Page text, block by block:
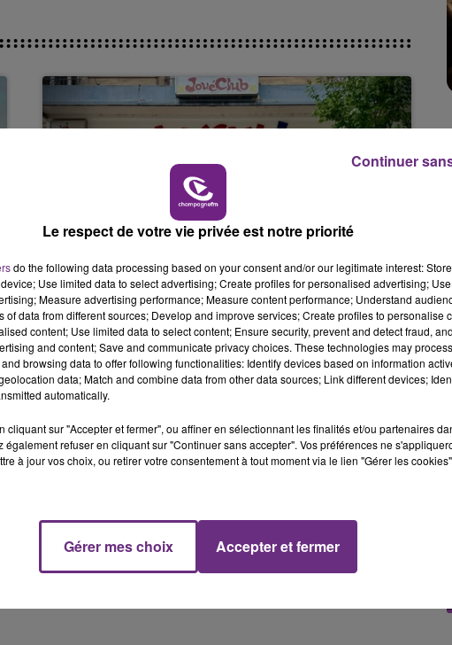
10h00 - 14h00
LE MAGASIN JOUÉCLUB DE REIMS FERME
C'était l'une des institutions du centre-ville
rémois. Le magasin JouéClub est contraint de
fermer ses portes.
Le respect de votre vie privée est notre priorité
do the following data processing based on your consent and/or our legitimate interest:
Use limited data to select advertising; Create profiles for personalised advertising;
Measure advertising performance; Measure content performance; Understand
of data from different sources; Develop and improve services; Create profiles to personalise
content; Use limited data to select content; Ensure security, prevent and detect fraud,
and content; Save and communicate privacy choices. These technologies may
browsing data to offer following functionalities: Identify devices based on information
data; Match and combine data from other data sources; Link different devices;
automatically.
cliquant sur "Accepter et fermer", ou affiner en sélectionnant les finalités et/ou partenaires
également refuser en cliquant sur "Continuer sans accepter". Vos préférences ne
à jour vos choix, ou retirer votre consentement à tout moment via le lien "Gérer les
Gérer mes choix Accepter et fermer
Continuer